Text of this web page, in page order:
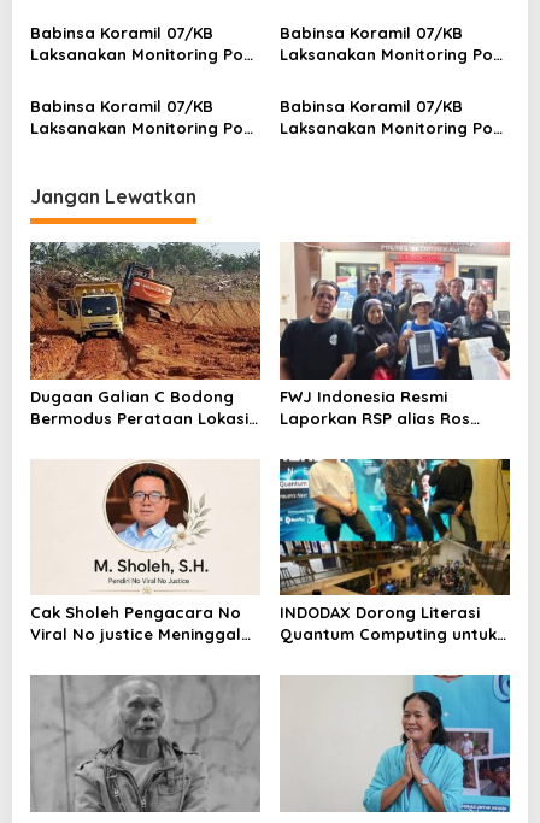
Kembangan
Kembangan
Babinsa Koramil 07/KB
Laksanakan Monitoring Pos
Kembangan
Babinsa Koramil 07/KB
Laksanakan Monitoring Pos
Kembangan
Babinsa Koramil 07/KB
Laksanakan Monitoring Pos
Babinsa Koramil 07/KB
Laksanakan Monitoring Pos
Jangan Lewatkan
Dugaan Galian C Bodong
Bermodus Perataan Lokasi
Riau Akan Tinjauan Lokasi
FWJ Indonesia Resmi
Laporkan RSP alias Ros
Cak Sholeh Pengacara No
Viral No justice Meninggal
INDODAX Dorong Literasi
Quantum Computing untuk
Blockchain